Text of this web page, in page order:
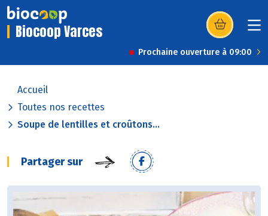
Biocoop Varces (s’ouvre dans
Prochaine ouverture à 09:00
Accueil
Toutes nos recettes
Soupe de lentilles et croûtons...
Partager sur